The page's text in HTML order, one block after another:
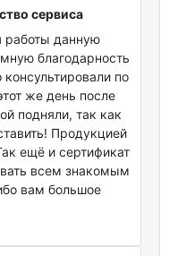
сервиса
работы данную
благодарность
по
же день после
подняли, так как
Продукцией
ещё и сертификат
всем знакомым
вам большое